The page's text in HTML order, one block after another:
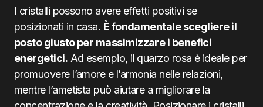
I cristalli possono avere effetti positivi se
posizionati in casa. È fondamentale scegliere il
posto giusto per massimizzare i benefici
energetici. Ad esempio, il quarzo rosa è ideale per
promuovere l’amore e l’armonia nelle relazioni,
mentre l’ametista può aiutare a migliorare la